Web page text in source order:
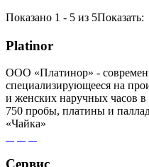
Показано 1 - 5 из 5Показать:
Platinor
ООО «Платинор» -
специализирующееся на
и женских наручных часов в
750 пробы, платины и
«Чайка»
Сервис